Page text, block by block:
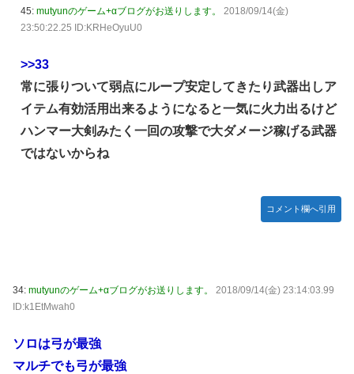
45: mutyunのゲーム+αブログがお送りします。
2018/09/14(金)
23:50:22.25 ID:KRHeOyuU0
>>33
常に張りついて弱点にループ安定してきたり武器出しア
イテム有効活用出来るようになると一気に火力出るけど
ハンマー大剣みたく一回の攻撃で大ダメージ稼げる武器
ではないからね
コメント欄へ引用
34: mutyunのゲーム+αブログがお送りします。
2018/09/14(金) 23:14:03.99
ID:k1EtMwah0
ソロは弓が最強
マルチでも弓が最強